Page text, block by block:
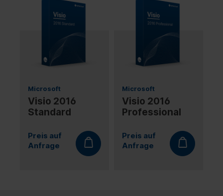
Microsoft
Visio 2016
Standard
Preis auf
Anfrage
Microsoft
Visio 2016
Professional
Preis auf
Anfrage